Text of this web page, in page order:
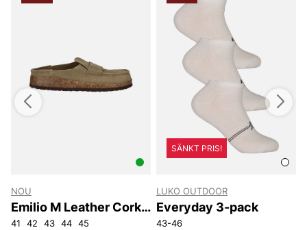
NOU
Emilio M Leather Cork
MOC V2
41 42 43 44 45
SÄNKT PRIS!
LUKO OUTDOOR
Everyday 3-pack
43-46